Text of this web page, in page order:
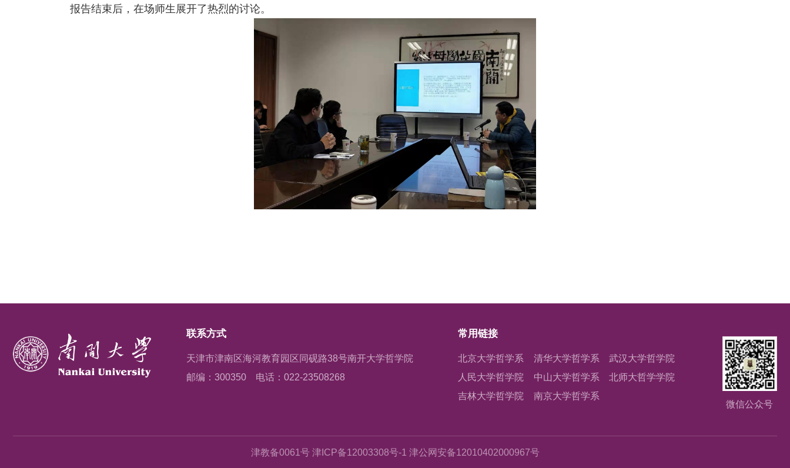
报告结束后，在场师生展开了热烈的讨论。
联系方式
天津市津南区海河教育园区同砚路38号南开大学哲学院
邮编：300350
电话：022-23508268
常用链接
北京大学哲学系 清华大学哲学系
武汉大学哲学院
人民大学哲学院
中山大学哲学系
北师大哲学学院
吉林大学哲学院
南京大学哲学系
微信公众号
津教备0061号 津ICP备12003308号-1 津公网安备12010402000967号